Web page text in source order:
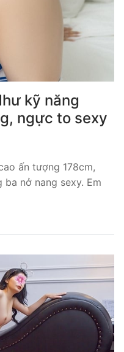
kỹ năng
ngực to sexy
ấn tượng 178cm,
nở nang sexy. Em